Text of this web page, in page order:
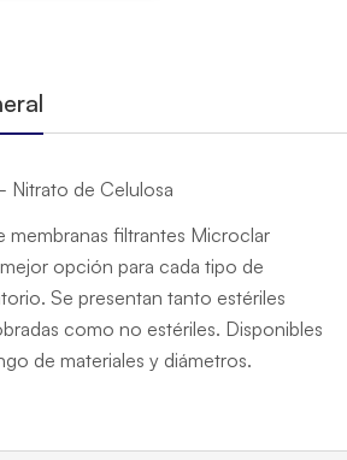
Nitrato de Celulosa
membranas filtrantes Microclar
opción para cada tipo de
Se presentan tanto estériles
como no estériles. Disponibles
de materiales y diámetros.